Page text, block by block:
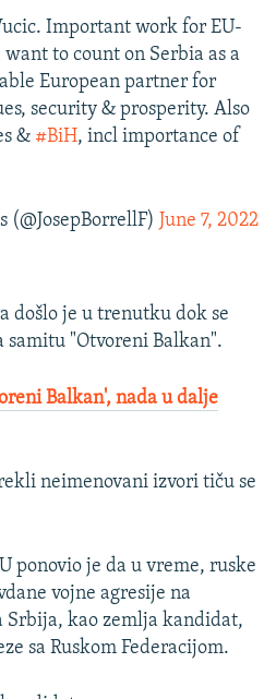
Important work for EU-
to count on Serbia as a
European partner for
security & prosperity. Also
& #BiH, incl importance of
(@JosepBorrellF) June 7, 2022
došlo je u trenutku dok se
samitu "Otvoreni Balkan".
Balkan', nada u dalje
neimenovani izvori tiču se
ponovio je da u vreme, ruske
vojne agresije na
Srbija, kao zemlja kandidat,
sa Ruskom Federacijom.